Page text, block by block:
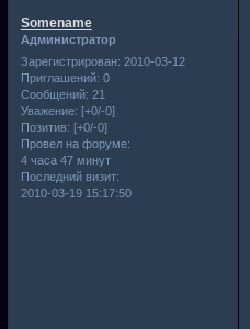
Somename
Администратор
Зарегистрирован: 2010-03-12
Приглашений: 0
Сообщений: 21
Уважение: [+0/-0]
Позитив: [+0/-0]
Провел на форуме:
4 часа 47 минут
Последний визит:
2010-03-19 15:17:50